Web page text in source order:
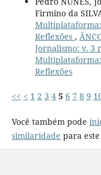
Firmino da
Reflexões ,
Jornalismo: v. 3
Reflexões
<< < 1 2 3 4 5 6 7 8 9
Você também pode
similaridade para